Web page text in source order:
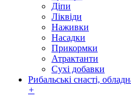
Діпи
Ліквіди
Наживки
Насадки
Прикормки
Атрактанти
Сухі добавки
Рибальські снасті,
+